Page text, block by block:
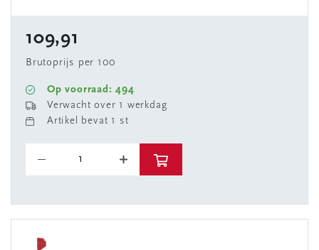
109,91
Brutoprijs per 100
Op voorraad: 494
Verwacht over 1 werkdag
Artikel bevat 1 st